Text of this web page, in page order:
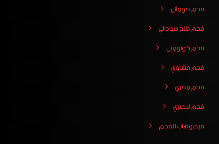
فحم صومالي
فحم طلح سوداني
فحم كولومبي
فحم مشاوي
فحم مصري
فحم نيجيري
فيدبوهات للفحم